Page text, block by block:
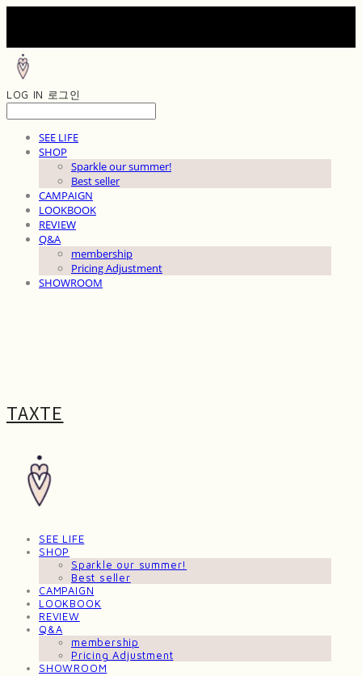
LOG IN 로그인
SEE LIFE
SHOP
Sparkle our summer!
Best seller
CAMPAIGN
LOOKBOOK
REVIEW
Q&A
membership
Pricing Adjustment
SHOWROOM
TAXTE
SEE LIFE
SHOP
Sparkle our summer!
Best seller
CAMPAIGN
LOOKBOOK
REVIEW
Q&A
membership
Pricing Adjustment
SHOWROOM